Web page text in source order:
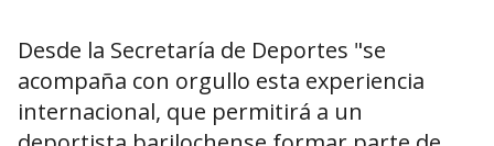
Desde la Secretaría de Deportes "se
acompaña con orgullo esta experiencia
internacional, que permitirá a un